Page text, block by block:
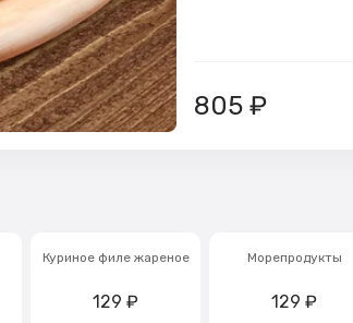
805 ₽
Куриное филе жареное
129 ₽
Морепродукты
129 ₽